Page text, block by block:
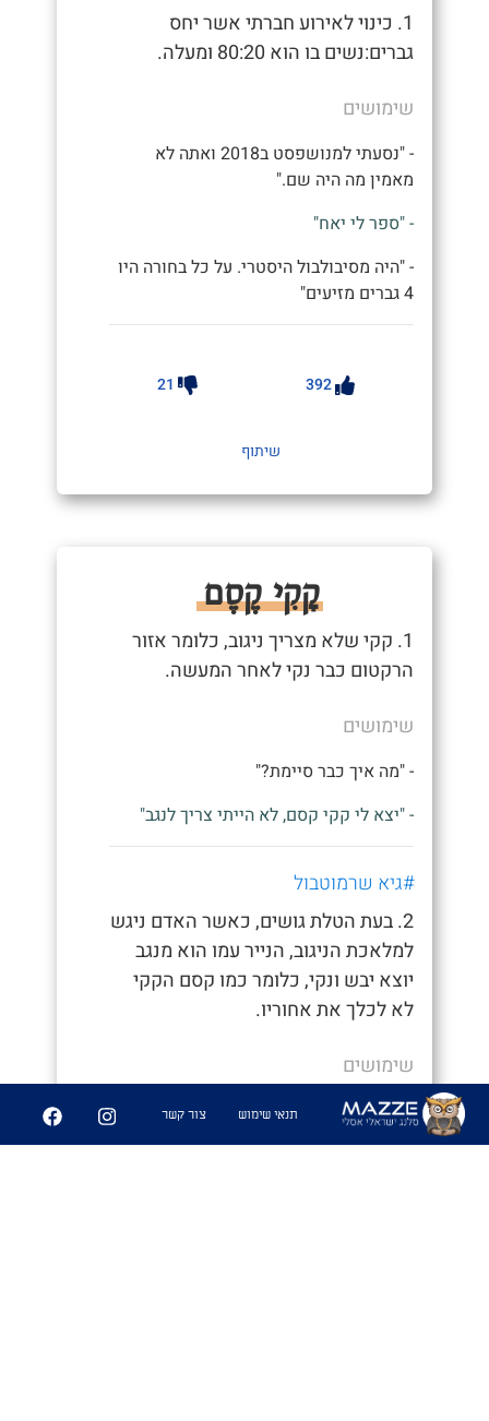
1. כינוי לאירוע חברתי אשר יחס
גברים:נשים בו הוא 80:20 ומעלה.
שימושים
- "נסעתי למנושפסט ב2018 ואתה לא
מאמין מה היה שם."
- "ספר לי יאח"
- "היה מסיבולבול היסטרי. על כל בחורה היו
4 גברים מזיעים"
392
21
שיתוף
קָקִי קֶסֶם
1. קקי שלא מצריך ניגוב, כלומר אזור
הרקטום כבר נקי לאחר המעשה.
שימושים
- "מה איך כבר סיימת?"
- "יצא לי קקי קסם, לא הייתי צריך לנגב"
#גיא שרמוטבול
2. בעת הטלת גושים, כאשר האדם ניגש
למלאכת הניגוב, הנייר עמו הוא מנגב
יוצא יבש ונקי, כלומר כמו קסם הקקי
לא לכלך את אחוריו.
שימושים
- "איך סיימת ככה מהר, חשבתי כבר נאחר"
תנאי שימוש צור קשר